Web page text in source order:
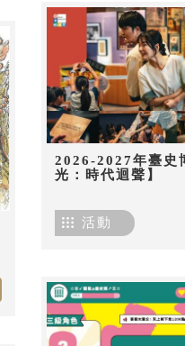
2026-2027年臺史
光：時代迴聲】
活動